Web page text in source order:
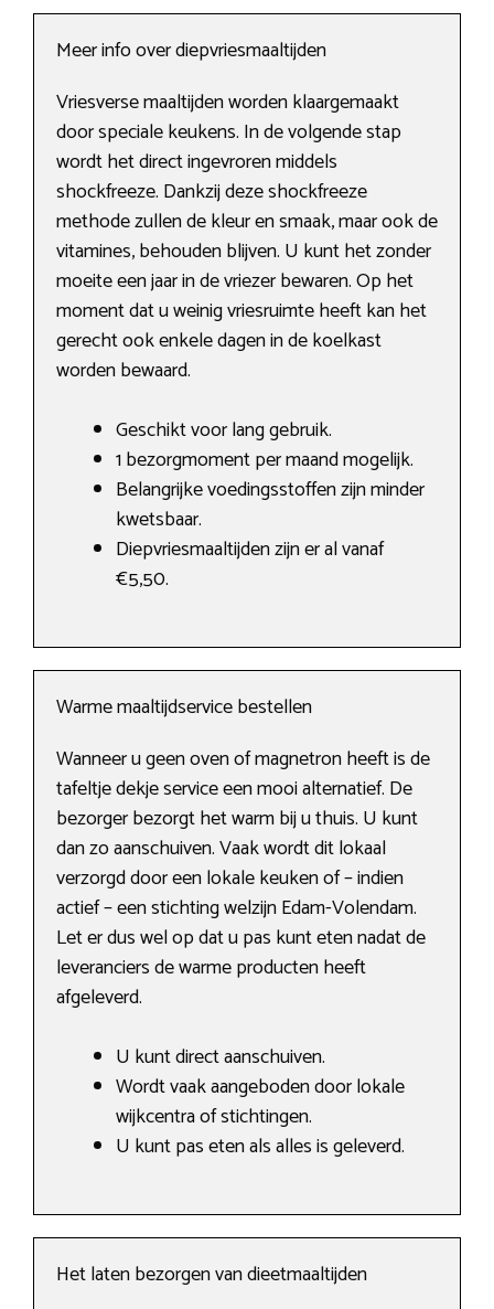
Meer info over diepvriesmaaltijden
Vriesverse maaltijden worden klaargemaakt
door speciale keukens. In de volgende stap
wordt het direct ingevroren middels
shockfreeze. Dankzij deze shockfreeze
methode zullen de kleur en smaak, maar ook de
vitamines, behouden blijven. U kunt het zonder
moeite een jaar in de vriezer bewaren. Op het
moment dat u weinig vriesruimte heeft kan het
gerecht ook enkele dagen in de koelkast
worden bewaard.
Geschikt voor lang gebruik.
1 bezorgmoment per maand mogelijk.
Belangrijke voedingsstoffen zijn minder
kwetsbaar.
Diepvriesmaaltijden zijn er al vanaf
€5,50.
Warme maaltijdservice bestellen
Wanneer u geen oven of magnetron heeft is de
tafeltje dekje service een mooi alternatief. De
bezorger bezorgt het warm bij u thuis. U kunt
dan zo aanschuiven. Vaak wordt dit lokaal
verzorgd door een lokale keuken of – indien
actief – een stichting welzijn Edam-Volendam.
Let er dus wel op dat u pas kunt eten nadat de
leveranciers de warme producten heeft
afgeleverd.
U kunt direct aanschuiven.
Wordt vaak aangeboden door lokale
wijkcentra of stichtingen.
U kunt pas eten als alles is geleverd.
Het laten bezorgen van dieetmaaltijden